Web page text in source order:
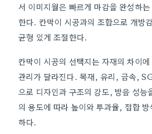
서 이미지월은 빠르게 마감을 완성하
한다. 칸막이 시공과의 조합으로 개방
균형 있게 조절한다.
칸막이 시공의 선택지는 자재의 차이
관리가 달라진다. 목재, 유리, 금속,
으로 디자인과 구조의 강도, 방음 성능
의 용도에 따라 높이와 투과율, 접합
하다.